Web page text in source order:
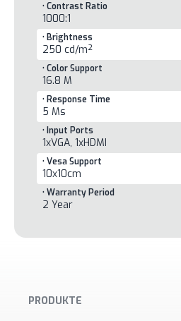
• Contrast Ratio
1000:1
• Brightness
250 cd/m²
• Color Support
16.8 M
• Response Time
5 Ms
• Input Ports
1xVGA, 1xHDMI
• Vesa Support
10x10cm
• Warranty Period
2 Year
PRODUKTE